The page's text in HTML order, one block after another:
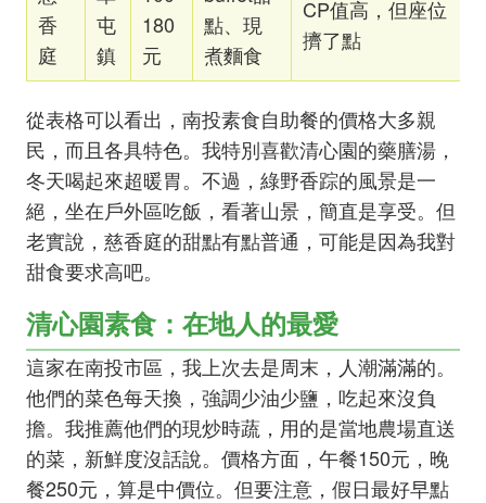
香
庭
屯
鎮
180
元
點、現
煮麵食
CP值高，但座位
擠了點
從表格可以看出，南投素食自助餐的價格大多親
民，而且各具特色。我特別喜歡清心園的藥膳湯，
冬天喝起來超暖胃。不過，綠野香踪的風景是一
絕，坐在戶外區吃飯，看著山景，簡直是享受。但
老實說，慈香庭的甜點有點普通，可能是因為我對
甜食要求高吧。
清心園素食：在地人的最愛
這家在南投市區，我上次去是周末，人潮滿滿的。
他們的菜色每天換，強調少油少鹽，吃起來沒負
擔。我推薦他們的現炒時蔬，用的是當地農場直送
的菜，新鮮度沒話說。價格方面，午餐150元，晚
餐250元，算是中價位。但要注意，假日最好早點